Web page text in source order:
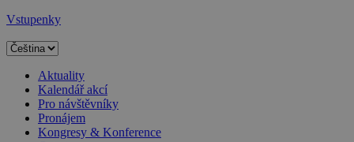
Vstupenky
Aktuality
Kalendář akcí
Pro návštěvníky
Pronájem
Kongresy & Konference